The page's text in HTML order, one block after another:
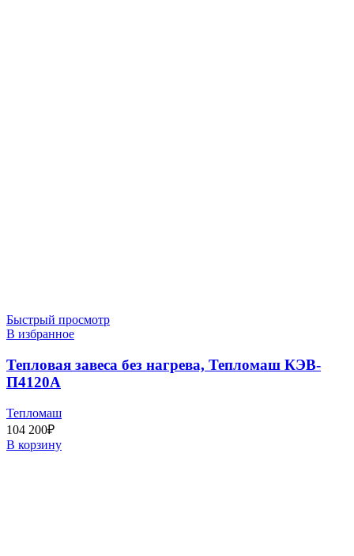
Быстрый просмотр
В избранное
Тепловая завеса без нагрева, Тепломаш КЭВ-
П4120A
Тепломаш
104 200₽
В корзину